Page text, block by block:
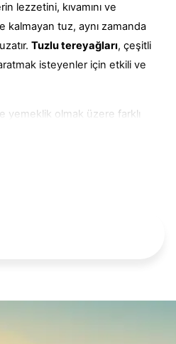
lezzetini, kıvamını ve
kalmayan tuz, aynı zamanda
Tuzlu tereyağları, çeşitli
isteyenler için etkili ve
yemeklik olmak üzere farklı